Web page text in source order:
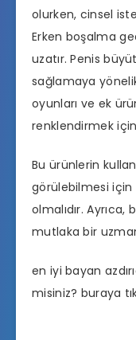
olurken, cinsel
Erken boşalma
uzatır. Penis
sağlamaya
oyunları ve ek
renklendirmek için
Bu ürünlerin
görülebilmesi
olmalıdır.
mutlaka bir
en iyi bayan
misiniz? buraya